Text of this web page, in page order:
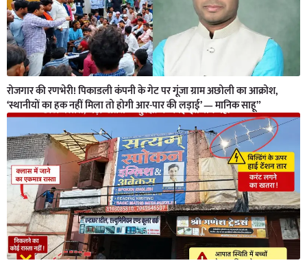
रोजगार की रणभेरी! पिकाडली कंपनी के गेट पर गूंजा ग्राम अछोली का आक्रोश,
‘स्थानीयों का हक नहीं मिला तो होगी आर-पार की लड़ाई’ — मानिक साहू”